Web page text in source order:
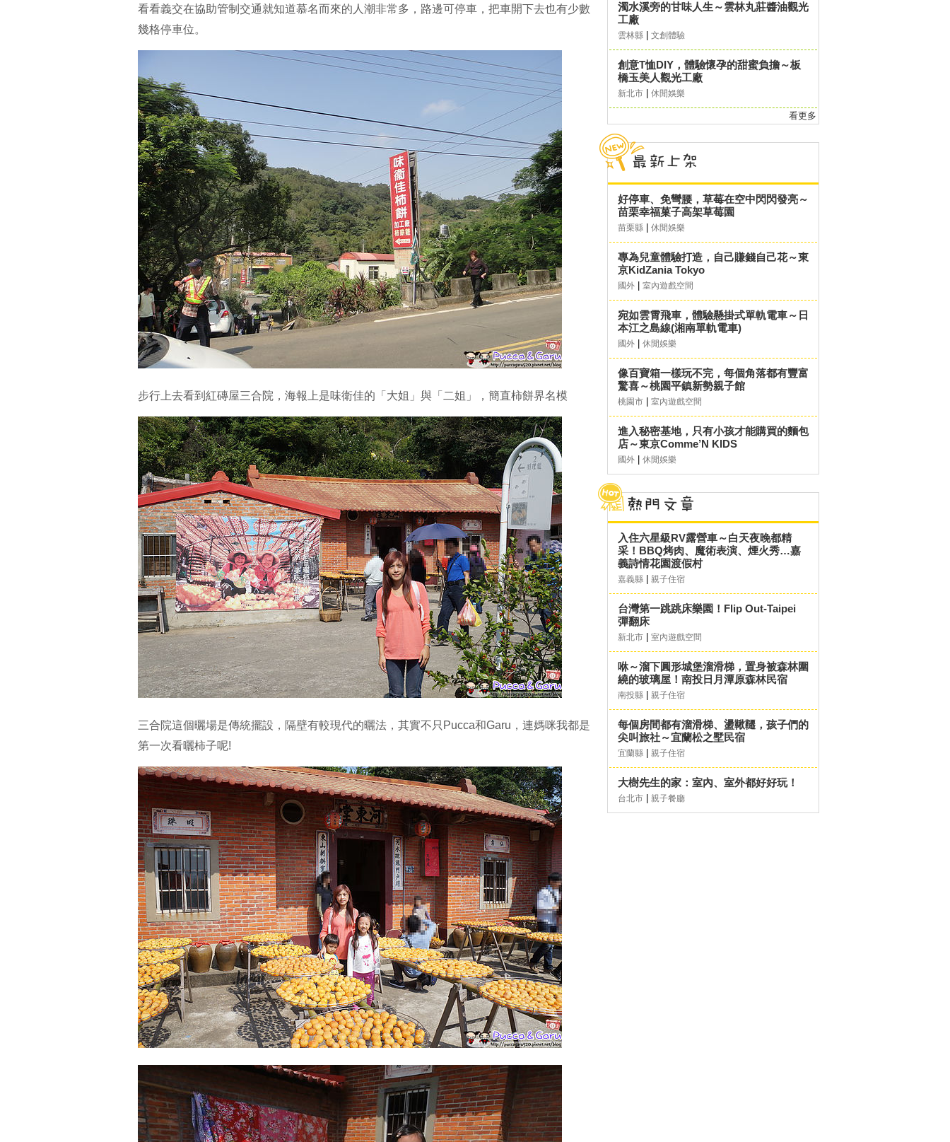
看看義交在協助管制交通就知道慕名而來的人潮非常多，路邊可停車，把車開下去也有少數
幾格停車位。
步行上去看到紅磚屋三合院，海報上是味衛佳的「大姐」與「二姐」，簡直柿餅界名模
三合院這個曬場是傳統擺設，隔壁有較現代的曬法，其實不只Pucca和Garu，連媽咪我都是
第一次看曬柿子呢!
濁水溪旁的甘味人生～雲林丸莊醬油觀光
工廠
雲林縣 文創體驗
創意T恤DIY，體驗懷孕的甜蜜負擔～板
橋玉美人觀光工廠
新北市 休閒娛樂
看更多
好停車、免彎腰，草莓在空中閃閃發亮～
苗栗幸福菓子高架草莓園
苗栗縣 休閒娛樂
專為兒童體驗打造，自己賺錢自己花～東
京KidZania Tokyo
國外 室內遊戲空間
宛如雲霄飛車，體驗懸掛式單軌電車～日
本江之島線(湘南單軌電車)
國外 休閒娛樂
像百寶箱一樣玩不完，每個角落都有豐富
驚喜～桃園平鎮新勢親子館
桃園市 室內遊戲空間
進入秘密基地，只有小孩才能購買的麵包
店～東京Comme’N KIDS
國外 休閒娛樂
入住六星級RV露營車～白天夜晚都精
采！BBQ烤肉、魔術表演、煙火秀…嘉
義詩情花園渡假村
嘉義縣 親子住宿
台灣第一跳跳床樂園！Flip Out-Taipei
彈翻床
新北市 室內遊戲空間
咻～溜下圓形城堡溜滑梯，置身被森林圍
繞的玻璃屋！南投日月潭原森林民宿
南投縣 親子住宿
每個房間都有溜滑梯、盪鞦韆，孩子們的
尖叫旅社～宜蘭松之墅民宿
宜蘭縣 親子住宿
大樹先生的家：室內、室外都好好玩！
台北市 親子餐廳